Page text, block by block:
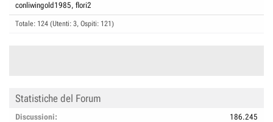
conliwingold1985 flori2
Totale: 124 (Utenti: 3, Ospiti: 121)
Statistiche del Forum
Discussioni
186.245